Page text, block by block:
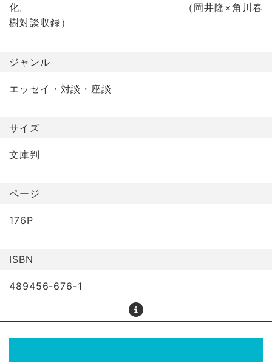
化。 （岡井隆×角川春
樹対談収録）
ジャンル
エッセイ・対談・座談
サイズ
文庫判
ページ
176P
ISBN
489456-676-1